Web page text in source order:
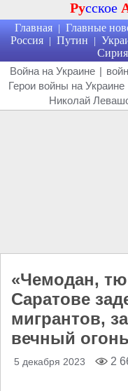
Русское
Главная | Главные
Россия | Путин |
Сирия
Война на Украине |
Герои войны на Украине
Николай
«Чемодан,
Саратове
мигрантов,
вечный огонь
5 декабря 2023 2